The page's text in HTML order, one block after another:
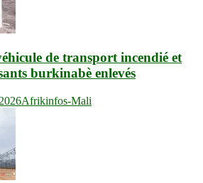
de transport incendié et
burkinabè enlevés
Afrikinfos-Mali